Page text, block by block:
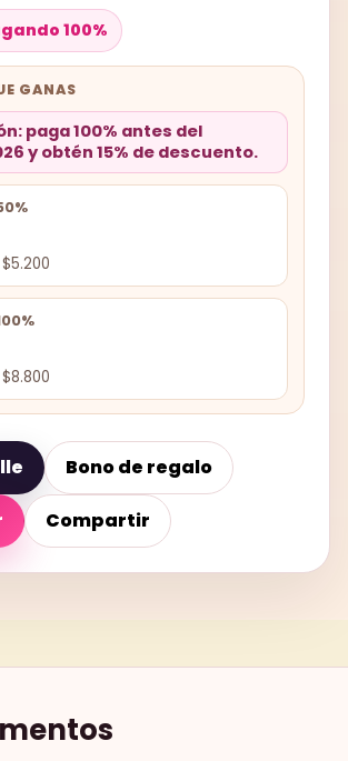
100%
GANAS
paga 100% antes del
y obtén 15% de descuento.
Bono de regalo
Compartir